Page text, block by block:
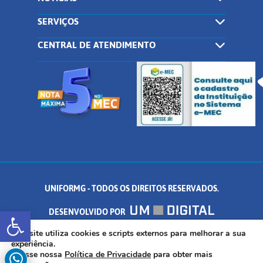
Abrir a barra de ferramentas
SERVIÇOS
CENTRAL DE ATENDIMENTO
UNIFORMG - TODOS OS DIREITOS RESERVADOS.
DESENVOLVIDO POR
AV. DR. ARNALDO DE SENNA, 328 - PALMEIRAS, FORMIGA/MG - CEP:
35.574.530
Este site utiliza cookies e scripts externos para melhorar a sua
experiência.
Acesse nossa Política de Privacidade para obter mais